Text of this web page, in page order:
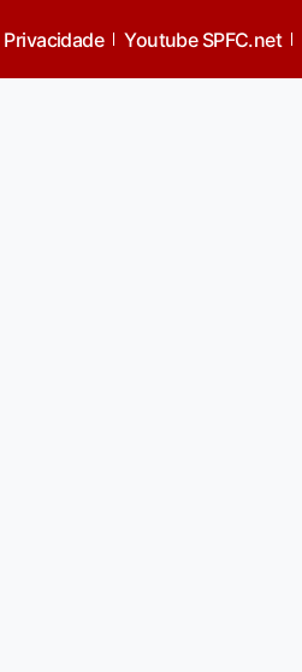
Privacidade Youtube SPFC.net